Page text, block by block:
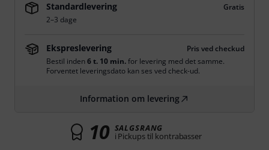
Standardlevering
Gratis
2–3 dage
Ekspreslevering
Pris ved checkud
Bestil inden6 t. 10 min.for levering med det samme.
Forventet leveringsdato kan ses ved check-ud.
Information om levering
10 SALGSRANG
i Pickups til kontrabasser